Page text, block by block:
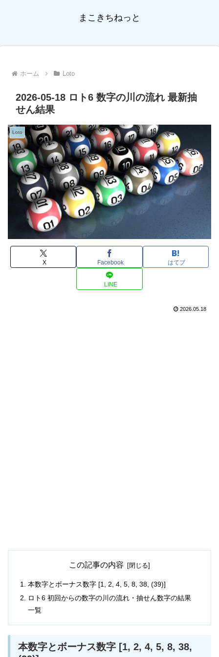
まこきちねっと
ホーム Loto
2026-05-18 ロト6 数字の川の流れ 最新抽
せん結果
Loto
X Facebook はてブ
LINE
2026.05.18
この記事の内容
本数字とボーナス数字 [1, 2, 4, 5, 8, 38, (39)]
ロト6 初回からの数字の川の流れ・抽せん数字の結果
一覧
本数字とボーナス数字 [1, 2, 4, 5, 8, 38,